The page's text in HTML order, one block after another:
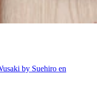
by Suehiro en